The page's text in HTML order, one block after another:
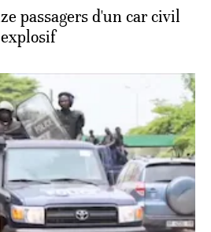
passagers d'un car civil